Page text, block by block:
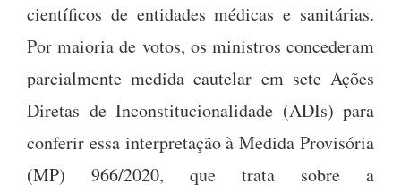
científicos de entidades médicas e sanitárias.
Por maioria de votos, os ministros concederam
parcialmente medida cautelar em sete Ações
Diretas de Inconstitucionalidade (ADIs) para
conferir essa interpretação à Medida Provisória
(MP) 966/2020, que trata sobre a